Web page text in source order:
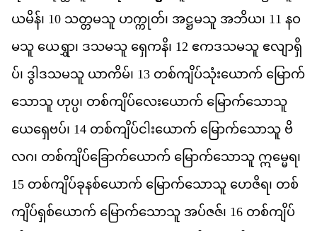
ယမန်၊ 10 သတမသ ဟကတ်၊ အဋမသ အဘယ၊ 11 နဝ
မသ ယရွှာ၊ ဒသမသ ရကနိ၊ 12 ဧကဒသမသ ဧလရ
ပ်၊ ဒ ဒသမသ ယကမ်၊ 13 တစကပသယက မက
သသ ဟပ၊ တစကပလယက မကသသ
ယရဗပ်၊ 14 တစကပငယက မကသသ ဗ
လဂ၊ တစကပခကယက မကသသ ဣမရ၊
15 တစကပခနစယက မကသသ ဟဇရ၊ တစ
ကပရစယက မကသသ အပဇဇ်၊ 16 တစကပ